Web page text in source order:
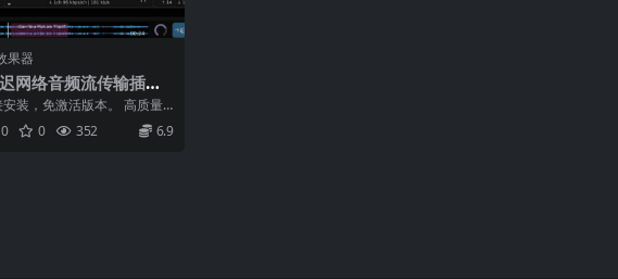
果器
网络音频流传输插件]
SonoBus v1.7.2 x64
AU AAX STANDALO
（77MB+133
装，免激活版本。 高质量
是一款易于使...
0 0 352 6.9